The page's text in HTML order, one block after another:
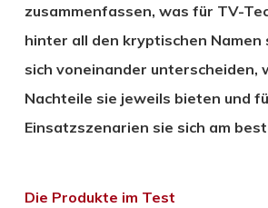
zusammenfassen, was für TV-
hinter all den kryptischen Namen
sich voneinander unterscheiden,
Nachteile sie jeweils bieten und
Einsatzszenarien sie sich am
Die Produkte im Test